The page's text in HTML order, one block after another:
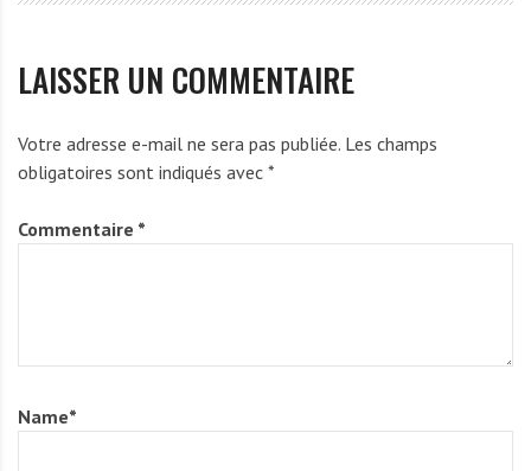
LAISSER UN COMMENTAIRE
Votre adresse e-mail ne sera pas publiée. Les champs
obligatoires sont indiqués avec *
Commentaire *
Name*